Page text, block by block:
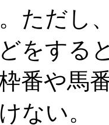
ただし
をする
番や馬
ない。